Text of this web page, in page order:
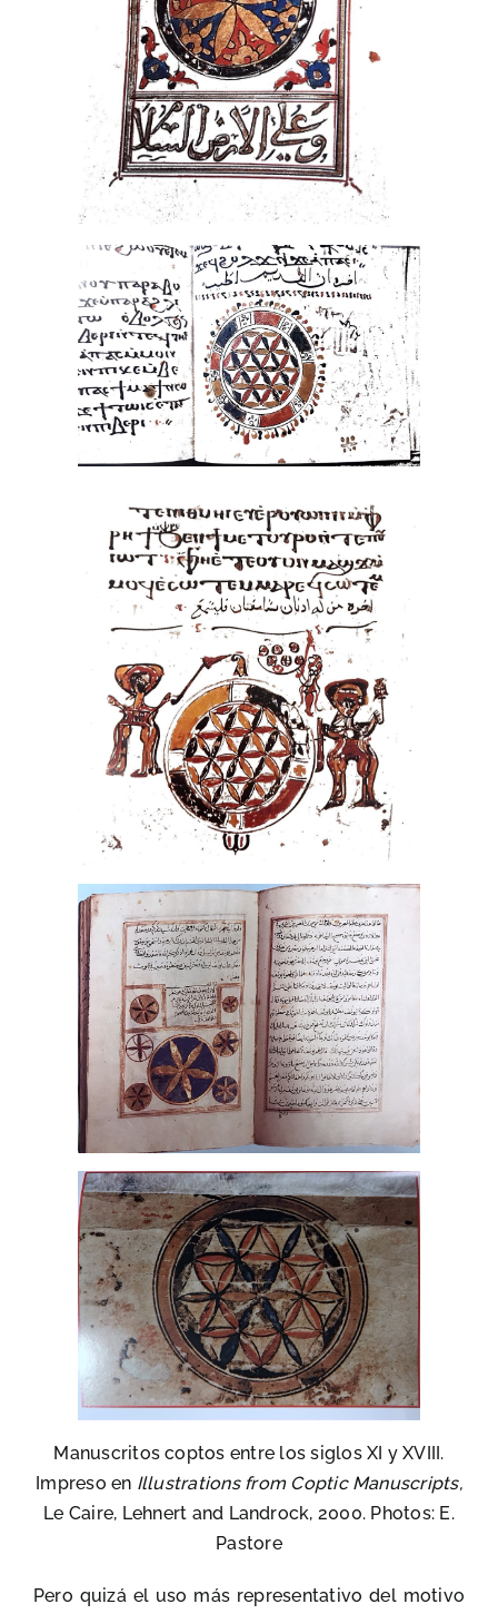
Manuscritos coptos entre los siglos XI y XVIII.
Impreso en Illustrations from Coptic Manuscripts,
Le Caire, Lehnert and Landrock, 2000. Photos: E.
Pastore
Pero quizá el uso más representativo del motivo